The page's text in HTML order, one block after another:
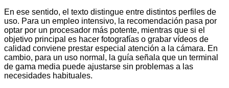
En ese sentido, el texto distingue entre distintos perfiles de
uso. Para un empleo intensivo, la recomendación pasa por
optar por un procesador más potente, mientras que si el
objetivo principal es hacer fotografías o grabar vídeos de
calidad conviene prestar especial atención a la cámara. En
cambio, para un uso normal, la guía señala que un terminal
de gama media puede ajustarse sin problemas a las
necesidades habituales.